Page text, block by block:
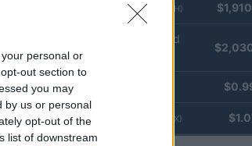
personal or
out section to
you may
by us or personal
opt-out of the
list of downstream
Ethereum (ETH)
kpk ETH Yield
(USDEX)